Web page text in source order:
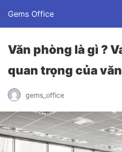
Gems Office
Văn phòng là gì ?
quan trọng của
gems_office